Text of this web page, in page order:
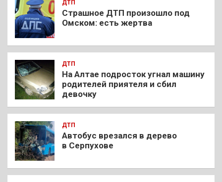
ДТП
Страшное ДТП произошло под
Омском: есть жертва
ДТП
На Алтае подросток угнал машину
родителей приятеля и сбил
девочку
ДТП
Автобус врезался в дерево
в Серпухове